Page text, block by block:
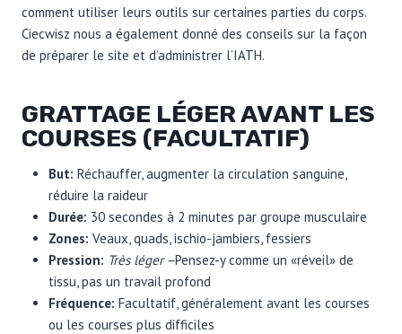
comment utiliser leurs outils sur certaines parties du corps.
Ciecwisz nous a également donné des conseils sur la façon
de préparer le site et d’administrer l’IATH.
GRATTAGE LÉGER AVANT LES
COURSES (FACULTATIF)
But: Réchauffer, augmenter la circulation sanguine,
réduire la raideur
Durée: 30 secondes à 2 minutes par groupe musculaire
Zones: Veaux, quads, ischio-jambiers, fessiers
Pression: Très léger –Pensez-y comme un «réveil» de
tissu, pas un travail profond
Fréquence: Facultatif, généralement avant les courses
ou les courses plus difficiles